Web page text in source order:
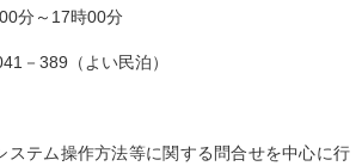
分～17時00分
－389（よい民泊）
ステム操作方法等に関する問合せを中心に行